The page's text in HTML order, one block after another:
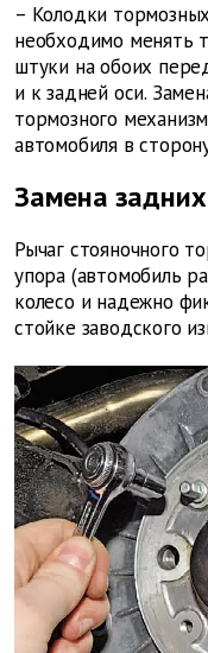
– Колодки
необходимо менять
штуки на обоих
и к задней оси.
тормозного
автомобиля в
Замена
Рычаг стояночного
упора (автомобиль
колесо и надежно
стойке заводского